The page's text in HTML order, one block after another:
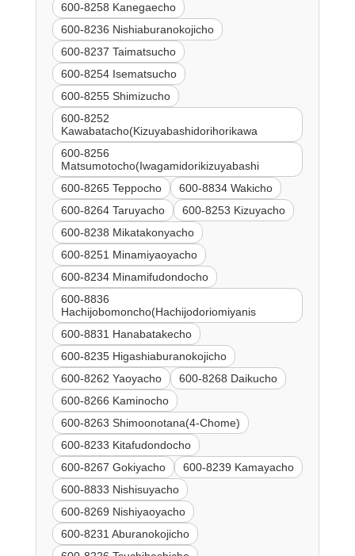
600-8258 Kanegaecho
600-8236 Nishiaburanokojicho
600-8237 Taimatsucho
600-8254 Isematsucho
600-8255 Shimizucho
600-8252
Kawabatacho(Kizuyabashidorihorikawa
600-8256
Matsumotocho(Iwagamidorikizuyabashi
600-8265 Teppocho
600-8834 Wakicho
600-8264 Taruyacho
600-8253 Kizuyacho
600-8238 Mikatakonyacho
600-8251 Minamiyaoyacho
600-8234 Minamifudondocho
600-8836
Hachijobomoncho(Hachijodoriomiyanis
600-8831 Hanabatakecho
600-8235 Higashiaburanokojicho
600-8262 Yaoyacho
600-8268 Daikucho
600-8266 Kaminocho
600-8263 Shimoonotana(4-Chome)
600-8233 Kitafudondocho
600-8267 Gokiyacho
600-8239 Kamayacho
600-8833 Nishisuyacho
600-8269 Nishiyaoyacho
600-8231 Aburanokojicho